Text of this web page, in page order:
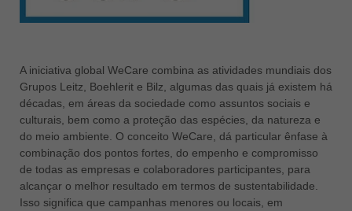
A iniciativa global WeCare combina as atividades mundiais dos
Grupos Leitz, Boehlerit e Bilz, algumas das quais já existem há
décadas, em áreas da sociedade como assuntos sociais e
culturais, bem como a proteção das espécies, da natureza e
do meio ambiente. O conceito WeCare, dá particular ênfase à
combinação dos pontos fortes, do empenho e compromisso
de todas as empresas e colaboradores participantes, para
alcançar o melhor resultado em termos de sustentabilidade.
Isso significa que campanhas menores ou locais, em